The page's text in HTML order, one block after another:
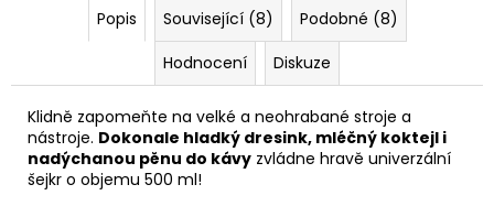
Popis Související (8)
Podobné (8)
Hodnocení
Diskuze
Klidně zapomeňte na velké a neohrabané stroje a
nástroje. Dokonale hladký dresink, mléčný koktejl i
nadýchanou pěnu do kávy zvládne hravě univerzální
šejkr o objemu 500 ml!